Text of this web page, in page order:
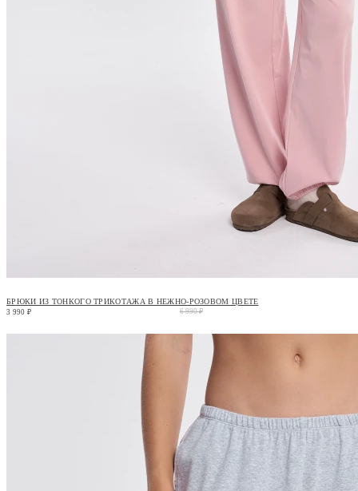
БРЮКИ ИЗ ТОНКОГО ТРИКОТАЖА В НЕЖНО-РОЗОВОМ ЦВЕТЕ
3 990 ₽ 6 990 ₽